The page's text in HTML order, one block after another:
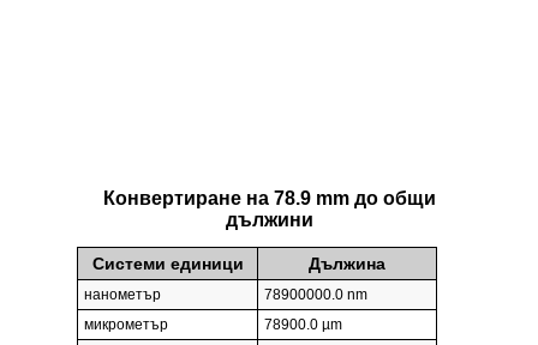
Конвертиране на 78.9 mm до общи
дължини
Системи единици Дължина
нанометър
78900000.0 nm
микрометър
78900.0 µm